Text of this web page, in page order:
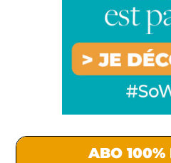
ABO 100%